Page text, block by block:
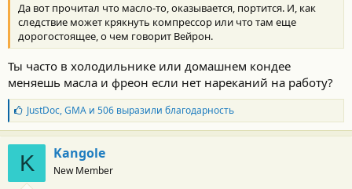
:
Да вот прочитал что масло-то, оказывается, портится. И, как
следствие может крякнуть компрессор или что там еще
дорогостоящее, о чем говорит Вейрон.
Ты часто в холодильнике или домашнем кондее
меняешь масла и фреон если нет нареканий на работу?
Б
л
а
г
о
д
а
JustDoc,GMAи 506выразили благодарность
K Kangole
New Member